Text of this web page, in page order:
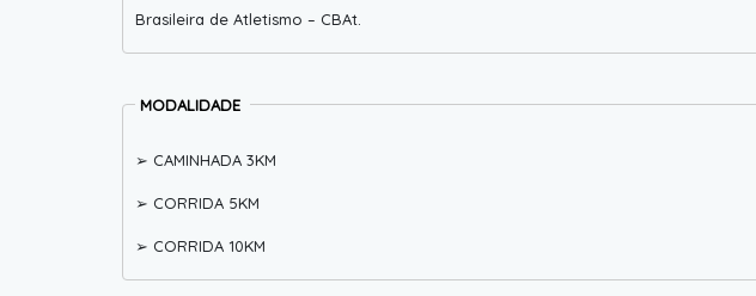
Brasileira de Atletismo – CBAt.
➢ CAMINHADA 3KM
➢ CORRIDA 5KM
➢ CORRIDA 10KM